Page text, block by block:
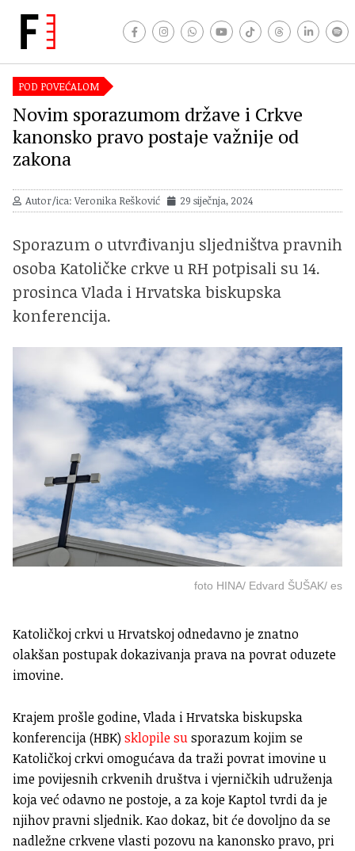
POD POVEĆALOM
Novim sporazumom države i Crkve
kanonsko pravo postaje važnije od
zakona
Autor/ica: Veronika Rešković 29 siječnja, 2024
Sporazum o utvrđivanju sljedništva pravnih
osoba Katoličke crkve u RH potpisali su 14.
prosinca Vlada i Hrvatska biskupska
konferencija.
foto HINA/ Edvard ŠUŠAK/ es
Katoličkoj crkvi u Hrvatskoj odnedavno je znatno
olakšan postupak dokazivanja prava na povrat oduzete
imovine.
Krajem prošle godine, Vlada i Hrvatska biskupska
konferencija (HBK) sklopile susporazum kojim se
Katoličkoj crkvi omogućava da traži povrat imovine u
ime povijesnih crkvenih društva i vjerničkih udruženja
koja već odavno ne postoje, a za koje Kaptol tvrdi da je
njihov pravni sljednik. Kao dokaz, bit će dovoljno da se
nadležne crkvene vlasti pozovu na kanonsko pravo, pri